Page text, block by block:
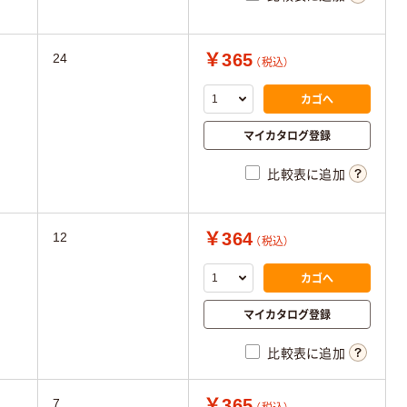
24 ￥365 （税込）
カゴへ
マイカタログ登録
比較表に追加
12 ￥364 （税込）
カゴへ
マイカタログ登録
比較表に追加
7